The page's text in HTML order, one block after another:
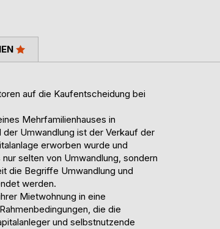
auf die Kaufentscheidung bei
Mehrfamilienhauses in
Umwandlung ist der Verkauf der
erworben wurde und
selten von Umwandlung, sondern
die Begriffe Umwandlung und
werden.
Mietwohnung in eine
die die
und selbstnutzende